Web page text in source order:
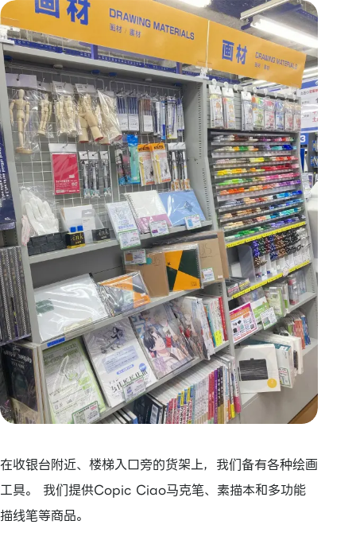
在收银台附近、楼梯入口旁的货架上，我们备有各种绘画
工具。 我们提供Copic Ciao马克笔、素描本和多功能
描线笔等商品。